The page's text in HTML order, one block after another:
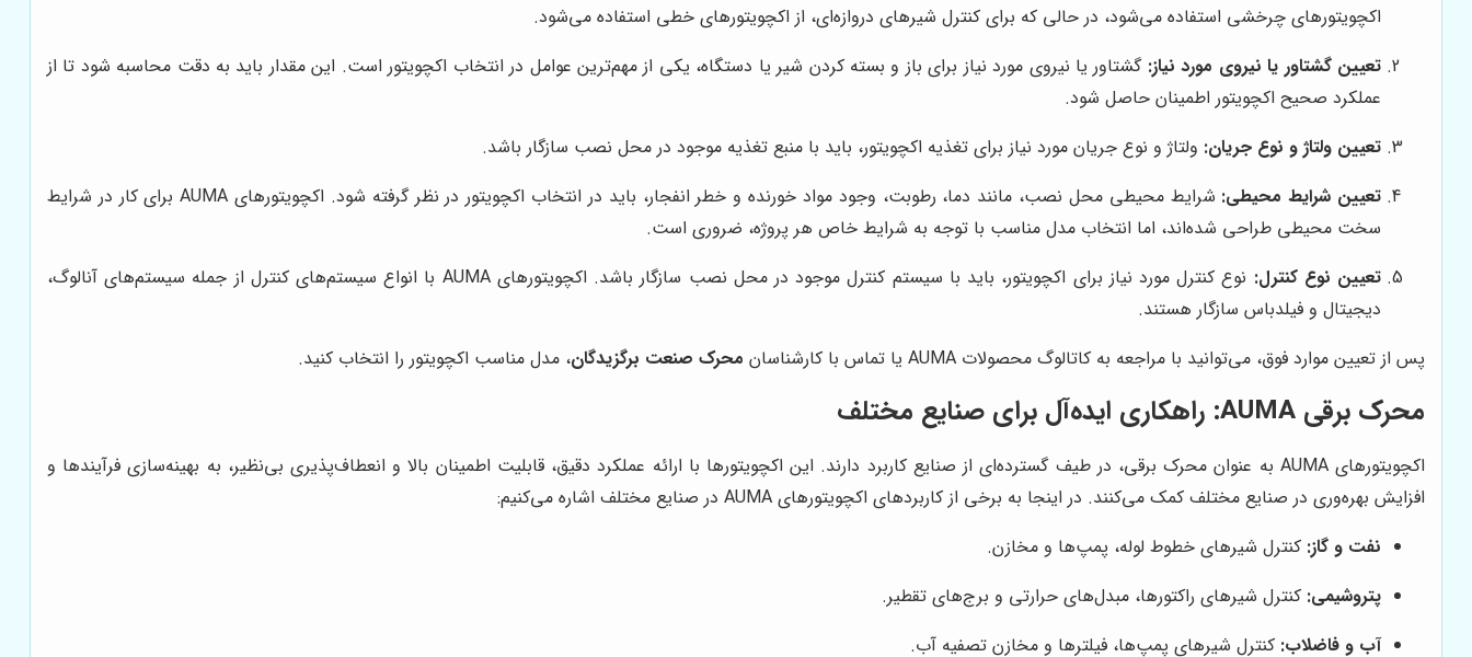
اکچویتورهای چرخشی استفاده می‌شود، در حالی که برای کنترل شیرهای دروازه‌ای، از اکچویتورهای خطی استفاده می‌شود.
تعیین گشتاور یا نیروی مورد نیاز: گشتاور یا نیروی مورد نیاز برای باز و بسته کردن شیر یا دستگاه، یکی از مهم‌ترین عوامل در انتخاب اکچویتور است. این مقدار باید به دقت محاسبه شود تا از
عملکرد صحیح اکچویتور اطمینان حاصل شود.
تعیین ولتاژ و نوع جریان: ولتاژ و نوع جریان مورد نیاز برای تغذیه اکچویتور، باید با منبع تغذیه موجود در محل نصب سازگار باشد.
تعیین شرایط محیطی:
شرایط محیطی محل نصب، مانند دما، رطوبت، وجود مواد خورنده و خطر انفجار، باید در انتخاب اکچویتور در نظر گرفته شود. اکچویتورهای AUMA برای کار در شرایط
سخت محیطی طراحی شده‌اند، اما انتخاب مدل مناسب با توجه به شرایط خاص هر پروژه، ضروری است.
تعیین نوع کنترل:
نوع کنترل مورد نیاز برای اکچویتور، باید با سیستم کنترل موجود در محل نصب سازگار باشد. اکچویتورهای AUMA با انواع سیستم‌های کنترل از جمله سیستم‌های آنالوگ،
دیجیتال و فیلدباس سازگار هستند.
پس از تعیین موارد فوق، می‌توانید با مراجعه به کاتالوگ محصولات AUMA یا تماس با کارشناسان
محرک صنعت برگزیدگان، مدل مناسب اکچویتور را انتخاب کنید.
محرک برقی AUMA: راهکاری ایده‌آل برای صنایع مختلف
اکچویتورهای AUMA به عنوان محرک برقی، در طیف گسترده‌ای از صنایع کاربرد دارند. این اکچویتورها با ارائه عملکرد دقیق، قابلیت اطمینان بالا و انعطاف‌پذیری بی‌نظیر، به بهینه‌سازی فرآیندها و
افزایش بهره‌وری در صنایع مختلف کمک می‌کنند. در اینجا به برخی از کاربردهای اکچویتورهای AUMA در صنایع مختلف اشاره می‌کنیم:
نفت و گاز: کنترل شیرهای خطوط لوله، پمپ‌ها و مخازن.
پتروشیمی: کنترل شیرهای راکتورها، مبدل‌های حرارتی و برج‌های تقطیر.
آب و فاضلاب: کنترل شیرهای پمپ‌ها، فیلترها و مخازن تصفیه آب.